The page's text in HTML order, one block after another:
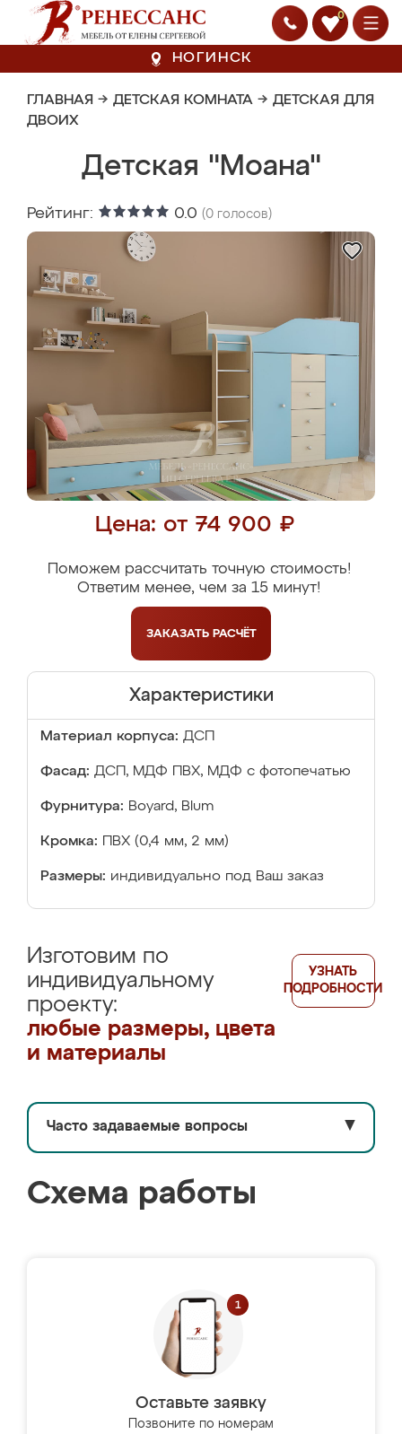
0
НОГИНСК
ГЛАВНАЯ → ДЕТСКАЯ КОМНАТА → ДЕТСКАЯ ДЛЯ
ДВОИХ
Детская "Моана"
Рейтинг: 0.0 (0 голосов)
Цена: от 74 900 ₽
Поможем рассчитать точную стоимость!
Ответим менее, чем за 15 минут!
ЗАКАЗАТЬ РАСЧЁТ
Характеристики
Материал корпуса: ДСП
Фасад: ДСП, МДФ ПВХ, МДФ с фотопечатью
Фурнитура: Boyard, Blum
Кромка: ПВХ (0,4 мм, 2 мм)
Размеры: индивидуально под Ваш заказ
Изготовим по
индивидуальному
проекту:
любые размеры, цвета
и материалы
УЗНАТЬ
ПОДРОБНОСТИ
Часто задаваемые вопросы ▼
Схема работы
Оставьте заявку
Позвоните по номерам